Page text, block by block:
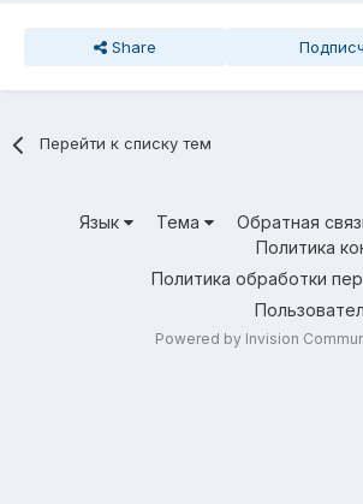
Share
Перейти к списку тем
Язык Тема Обратная
Политика
Политика обработки
Powered by Invision